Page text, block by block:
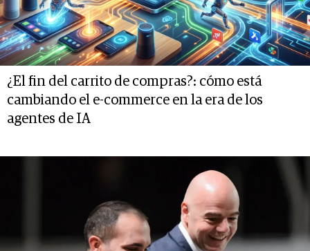
¿El fin del carrito de compras?: cómo está
cambiando el e-commerce en la era de los
agentes de IA